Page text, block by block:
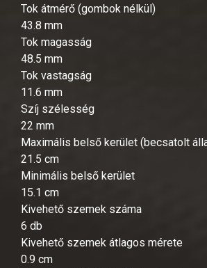
Tok átmérő (gombok nélkül)
43.8 mm
Tok magasság
48.5 mm
Tok vastagság
11.6 mm
Szíj szélesség
22 mm
Maximális belső kerület (becsatolt
21.5 cm
Minimális belső kerület
15.1 cm
Kivehető szemek száma
6 db
Kivehető szemek átlagos mérete
0.9 cm